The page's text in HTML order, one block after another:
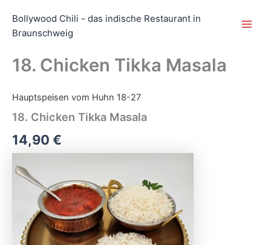
Inhalt
springen
Bollywood Chili - das indische Restaurant in
Braunschweig
18. Chicken Tikka Masala
Hauptspeisen vom Huhn 18-27
18. Chicken Tikka Masala
14,90 €
18.
Chicken
Tikka
Masala
Menge